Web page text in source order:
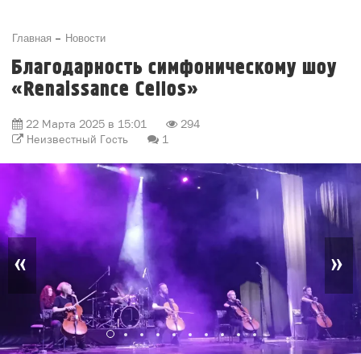
Главная Новости
Благодарность симфоническому шоу
«Renaissance Cellos»
22 Марта 2025 в 15:01
294
Неизвестный Гость
1
« »